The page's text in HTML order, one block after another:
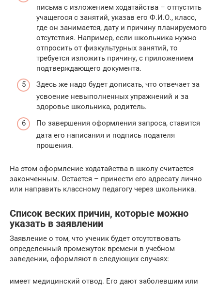
письма с изложением ходатайства – отпустить
учащегося с занятий, указав его Ф.И.О., класс,
где он занимается, дату и причину планируемого
отсутствия. Например, если школьника нужно
отпросить от физкультурных занятий, то
требуется изложить причину, с приложением
подтверждающего документа.
Здесь же надо будет дописать, что отвечает за
усвоение невыполненных упражнений и за
здоровье школьника, родитель.
По завершения оформления запроса, ставится
дата его написания и подпись подателя
прошения.
На этом оформление ходатайства в школу считается
законченным. Остается – принести его адресату лично
или направить классному педагогу через школьника.
Список веских причин, которые можно
указать в заявлении
Заявление о том, что ученик будет отсутствовать
определенный промежуток времени в учебном
заведении, оформляют в следующих случаях:
имеет медицинский отвод. Его дают заболевшим или